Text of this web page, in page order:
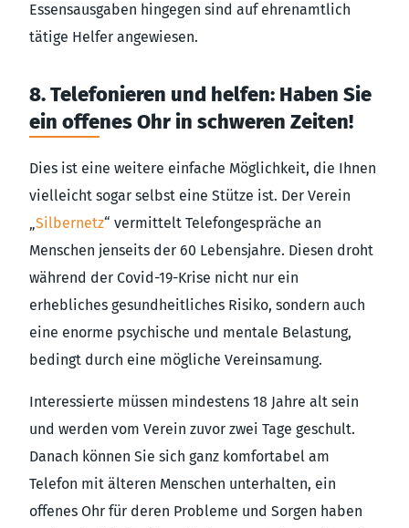
Essensausgaben hingegen sind auf ehrenamtlich
tätige Helfer angewiesen.
8. Telefonieren und helfen: Haben Sie
ein offenes Ohr in schweren Zeiten!
Dies ist eine weitere einfache Möglichkeit, die Ihnen
vielleicht sogar selbst eine Stütze ist. Der Verein
Silbernetz“ vermittelt Telefongespräche an
Menschen jenseits der 60 Lebensjahre. Diesen droht
während der Covid-19-Krise nicht nur ein
erhebliches gesundheitliches Risiko, sondern auch
eine enorme psychische und mentale Belastung,
bedingt durch eine mögliche Vereinsamung.
Interessierte müssen mindestens 18 Jahre alt sein
und werden vom Verein zuvor zwei Tage geschult.
Danach können Sie sich ganz komfortabel am
Telefon mit älteren Menschen unterhalten, ein
offenes Ohr für deren Probleme und Sorgen haben